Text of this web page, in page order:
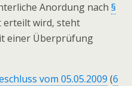
Anordung nach §
erteilt wird, steht
einer Überprüfung
vom 05.05.2009 (6